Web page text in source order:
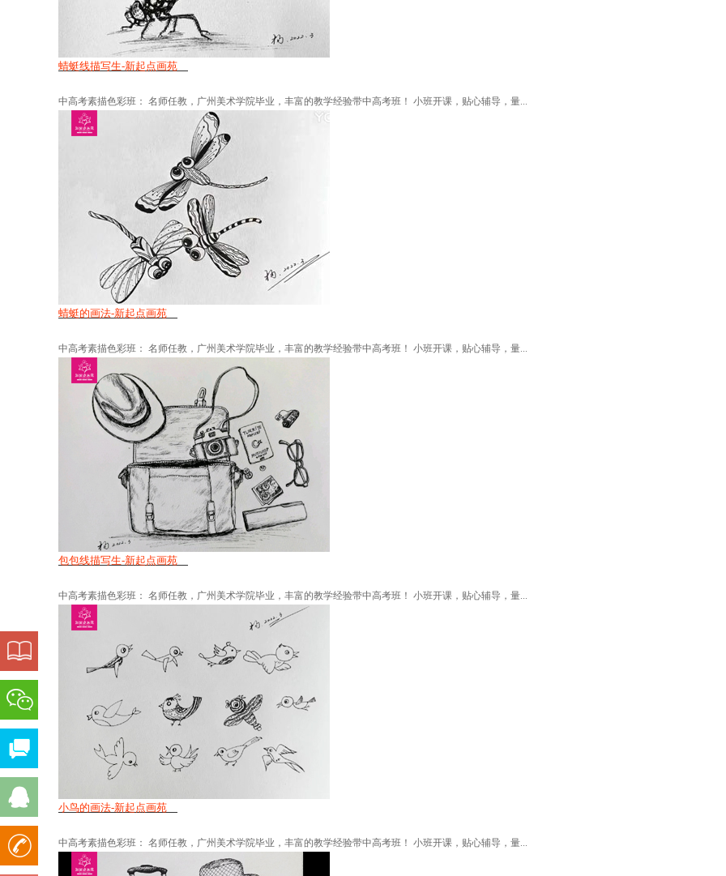
蜻蜓线描写生-新起点画苑
中高考素描色彩班： 名师任教，广州美术学院毕业，丰富的教学经验带中高考班！ 小班开课，贴心辅导，量...
蜻蜓的画法-新起点画苑
中高考素描色彩班： 名师任教，广州美术学院毕业，丰富的教学经验带中高考班！ 小班开课，贴心辅导，量...
包包线描写生-新起点画苑
中高考素描色彩班： 名师任教，广州美术学院毕业，丰富的教学经验带中高考班！ 小班开课，贴心辅导，量...
小鸟的画法-新起点画苑
中高考素描色彩班： 名师任教，广州美术学院毕业，丰富的教学经验带中高考班！ 小班开课，贴心辅导，量...